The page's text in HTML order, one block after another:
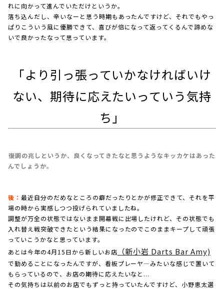
れに向かって進んでいただけというか。
落ち込んだし、辛いなーと思う時期もあったんですけど、それでもやっ
ぱりこういう風に優勝できて、喜びが倍になって返ってくるんで諦めな
いで良かったなって思っています。
「より引っ張っていかなければいけ
ない、期待に応えたいっていう気持
ち」
――復調の兆しというか、良くなってきたなと思うようなキッカケはあった
んでしょうか。
後：最近自分のだめなところの癖だったりとかが修正できて、それを平
場の時から実感しつつ投げられていましたね。
調整が万全の状態ではないまま開幕戦に出場したけれど、その状態でも
入れ替え戦突破できたという結果になったのでこのままキープして頑張
っていこうかなと思っています。
あとは今年の4月15日から新しいお店
（新小岩 Darts Bar Amy)
で勤めることになったんですが、看板プレーヤ―みたいな感じで置いて
もらっているので、お店の期待に応えたいなと...
その気持ちは以前のお店でもずっと持っていたんですけど、小野恵太選